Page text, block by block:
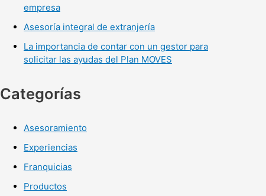
empresa
Asesoría integral de extranjería
La importancia de contar con un gestor para
solicitar las ayudas del Plan MOVES
Categorías
Asesoramiento
Experiencias
Franquicias
Productos